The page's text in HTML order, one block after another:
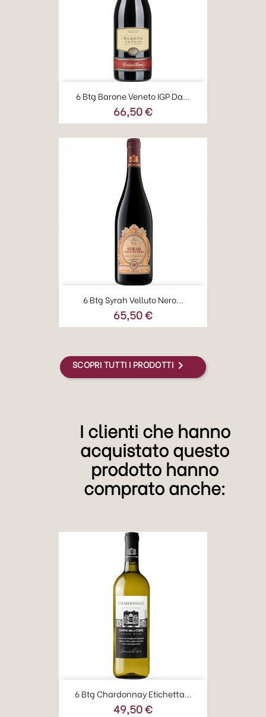
6 Btg Barone Veneto IGP Da...
Prezzo
66,50 €
6 Btg Syrah Velluto Nero...
Prezzo
65,50 €
SCOPRI TUTTI I PRODOTTI 
I clienti che hanno
acquistato questo
prodotto hanno
comprato anche:
6 Btg Chardonnay Etichetta...
Prezzo
49,50 €